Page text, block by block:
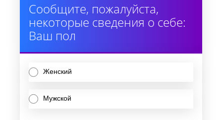
Сообщите, пожалуйста,
некоторые сведения о себе:
Ваш пол
Женский
Мужской